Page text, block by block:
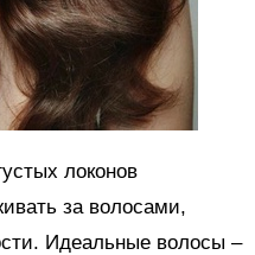
локонов
за волосами,
Идеальные волосы –